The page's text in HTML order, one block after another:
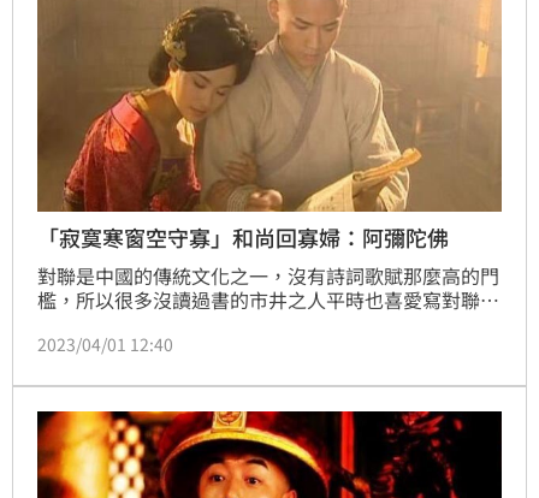
「寂寞寒窗空守寡」和尚回寡婦：阿彌陀佛
對聯是中國的傳統文化之一，沒有詩詞歌賦那麼高的門
檻，所以很多沒讀過書的市井之人平時也喜愛寫對聯，
上聯「寂寞寒窗空守寡」，說誰能對出下聯便嫁給誰。
出門要會會他時，卻看到這個僧人說著「阿彌陀佛」離
開了。
2023/04/01 12:40